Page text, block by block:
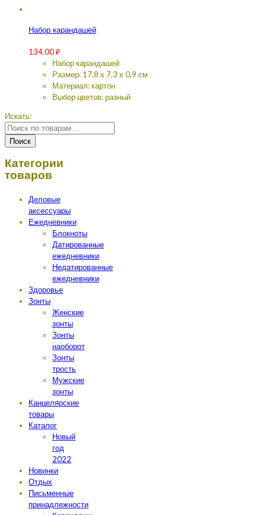
Набор карандашей
134.00₽
Набор карандашей
Размер: 17,8 х 7,3 х 0,9 см
Материал: картон
Выбор цветов: разный
Искать:
Поиск
Категории
товаров
Деловые
аксессуары
Ежедневники
Блокноты
Датированные
ежедневники
Недатированные
ежедневники
Здоровье
Зонты
Женские
зонты
Зонты
наоборот
Зонты
трость
Мужские
зонты
Канцелярские
товары
Каталог
Новый
год
2022
Новинки
Отдых
Письменные
принадлежности